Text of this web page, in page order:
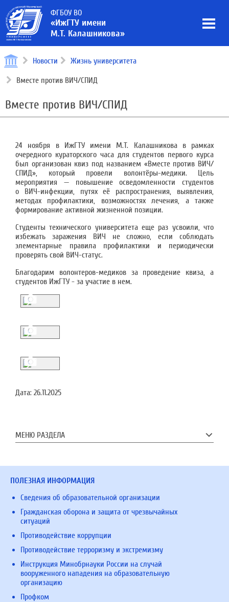
ФГБОУ ВО
«ИжГТУ имени
М.Т. Калашникова»
Новости Жизнь университета
Вместе против ВИЧ/СПИД
Вместе против ВИЧ/СПИД
24 ноября в ИжГТУ имени М.Т. Калашникова в рамках
очередного кураторского часа для студентов первого курса
был организован квиз под названием «Вместе против ВИЧ/
СПИД», который провели волонтёры-медики. Цель
мероприятия — повышение осведомленности студентов
о ВИЧ-инфекции, путях её распространения, выявления,
методах профилактики, возможностях лечения, а также
формирование активной жизненной позиции.
Студенты технического университета еще раз усвоили, что
избежать заражения ВИЧ не сложно, если соблюдать
элементарные правила профилактики и периодически
проверять свой ВИЧ-статус.
Благодарим волонтеров-медиков за проведение квиза, а
студентов ИжГТУ - за участие в нем.
Дата: 26.11.2025
МЕНЮ РАЗДЕЛА
ПОЛЕЗНАЯ ИНФОРМАЦИЯ
Сведения об образовательной организации
Гражданская оборона и защита от чрезвычайных
ситуаций
Противодействие коррупции
Противодействие терроризму и экстремизму
Инструкция Минобрнауки России на случай
вооруженного нападения на образовательную
организацию
Профком